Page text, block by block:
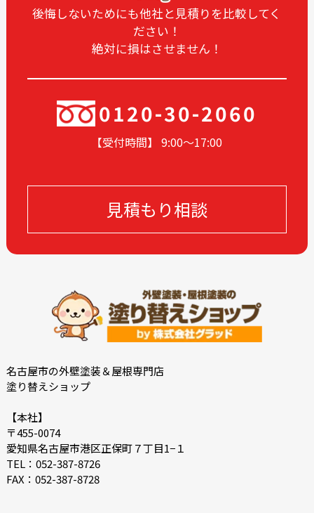
2024-10
2024-09
2024-05
2024-04
2024-03
2024-02
2023-12
2023-11
2023-09
2023-06
2023-05
2023-03
2023-02
2023-01
2022-12
2022-11
2022-08
2022-07
2022-06
2022-05
2022-04
2022-03
2022-02
2021-12
2021-04
2021-02
2020-12
後悔しないためにも他社と見積りを比較してく
ださい！
絶対に損はさせません！
0120-30-2060
【受付時間】 9:00〜17:00
見積もり相談
名古屋市の外壁塗装＆屋根専門店
塗り替えショップ
【本社】
〒455-0074
愛知県名古屋市港区正保町７丁目1−１
TEL：052-387-8726
FAX：052-387-8728